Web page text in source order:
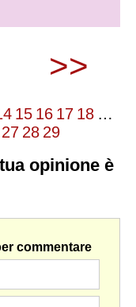
>>
15 16 17 18 …
27 28 29
opinione è
commentare